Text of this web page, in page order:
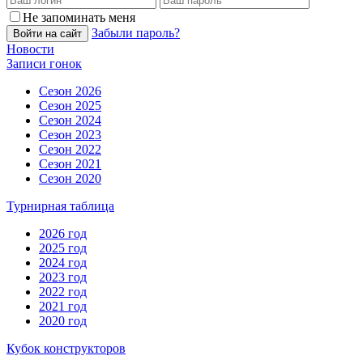
Не запоминать меня
Войти на сайт
Забыли пароль?
Новости
Записи гонок
Сезон 2026
Сезон 2025
Сезон 2024
Сезон 2023
Сезон 2022
Сезон 2021
Сезон 2020
Турнирная таблица
2026 год
2025 год
2024 год
2023 год
2022 год
2021 год
2020 год
Кубок конструкторов